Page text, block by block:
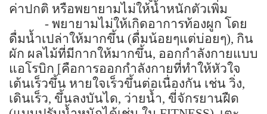
ค่าปกติ หรือพยายามไม่ให้น้ำหนักตัวเพิ่ม
- พยายามไม่ให้เกิดอาการท้องผูก โดย
ดื่มน้ำเปล่าให้มากขึ้น (ดื่มน้อยๆแต่บ่อยๆ), กิน
ผัก ผลไม้ที่มีกากให้มากขึ้น, ออกกำลังกายแบบ
แอโรบิก [คือการออกกำลังกายที่ทำให้หัวใจ
เต้นเร็วขึ้น หายใจเร็วขึ้นต่อเนื่องกัน เช่น วิ่ง,
เดินเร็ว, ขึ้นลงบันได, ว่ายน้ำ, ขี่จักรยานฝืด